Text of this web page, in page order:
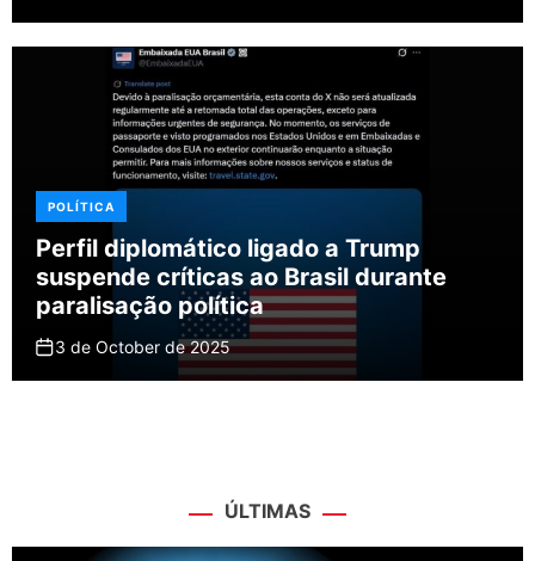
POLÍTICA
Perfil diplomático ligado a Trump
suspende críticas ao Brasil durante
paralisação política
3 de October de 2025
ÚLTIMAS